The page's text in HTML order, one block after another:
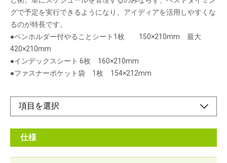
グで予定を実行できるようになり、アイディアを活用しやすくな
るのが特長です。
●ペンホルダー付やることシート1枚 150×210mm 最大
420×210mm
●インデックスシート 6枚 160×210mm
●ファスナーポケット袋 1枚 154×212mm
仕様